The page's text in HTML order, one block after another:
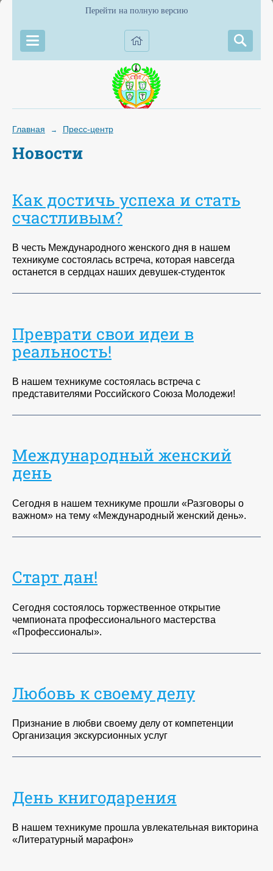
Перейти на полную версию
Главная → Пресс-центр
Новости
Как достичь успеха и стать
счастливым?
В честь Международного женского дня в нашем
техникуме состоялась встреча, которая навсегда
останется в сердцах наших девушек-студенток
Преврати свои идеи в
реальность!
В нашем техникуме состоялась встреча с
представителями Российского Союза Молодежи!
Международный женский
день
Сегодня в нашем техникуме прошли «Разговоры о
важном» на тему «Международный женский день».
Старт дан!
Сегодня состоялось торжественное открытие
чемпионата профессионального мастерства
«Профессионалы».
Любовь к своему делу
Признание в любви своему делу от компетенции
Организация экскурсионных услуг
День книгодарения
В нашем техникуме прошла увлекательная викторина
«Литературный марафон»